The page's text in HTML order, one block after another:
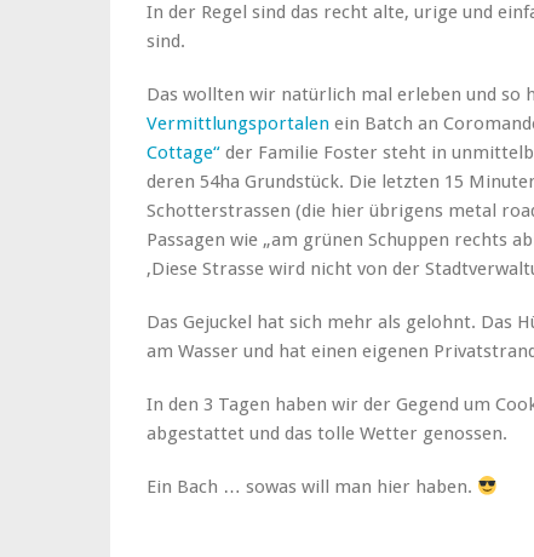
In der Regel sind das recht alte, urige und
sind.
Das wollten wir natürlich mal erleben und so
Vermittlungsportalen ein Batch an
Cottage“ der Familie Foster steht in
deren 54ha Grundstück. Die letzten 15
Schotterstrassen (die hier übrigens metal
Passagen wie „am grünen Schuppen rechts
‚Diese Strasse wird nicht von der
Das Gejuckel hat sich mehr als gelohnt. Das
am Wasser und hat einen eigenen
In den 3 Tagen haben wir der Gegend um
abgestattet und das tolle Wetter genossen.
Ein Bach … sowas will man hier haben.